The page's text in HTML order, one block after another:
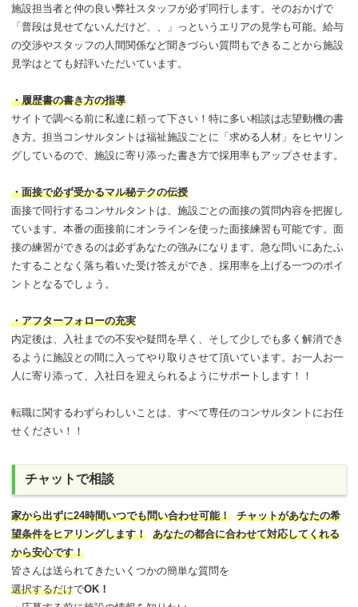
施設担当者と仲の良い弊社スタッフが必ず同行します。そのおかげで
「普段は見せてないんだけど、、」っというエリアの見学も可能。給与
の交渉やスタッフの人間関係など聞きづらい質問もできることから施設
見学はとても好評いただいています。
・履歴書の書き方の指導
サイトで調べる前に私達に頼って下さい！特に多い相談は志望動機の書
き方。担当コンサルタントは福祉施設ごとに「求める人材」をヒヤリン
グしているので、施設に寄り添った書き方で採用率もアップさせます。
・面接で必ず受かるマル秘テクの伝授
面接で同行するコンサルタントは、施設ごとの面接の質問内容を把握し
ています。本番の面接前にオンラインを使った面接練習も可能です。面
接の練習ができるのは必ずあなたの強みになります。急な問いにあたふ
たすることなく落ち着いた受け答えができ、採用率を上げる一つのポイ
ントとなるでしょう。
・アフターフォローの充実
内定後は、入社までの不安や疑問を早く、そして少しでも多く解消でき
るように施設との間に入ってやり取りさせて頂いています。お一人お一
人に寄り添って、入社日を迎えられるようにサポートします！！
転職に関するわずらわしいことは、すべて専任のコンサルタントにお任
せください！！
チャットで相談
家から出ずに24時間いつでも問い合わせ可能！ チャットがあなたの希
望条件をヒアリングします！ あなたの都合に合わせて対応してくれる
から安心です！
皆さんは送られてきたいくつかの簡単な質問を
選択するだけでOK！